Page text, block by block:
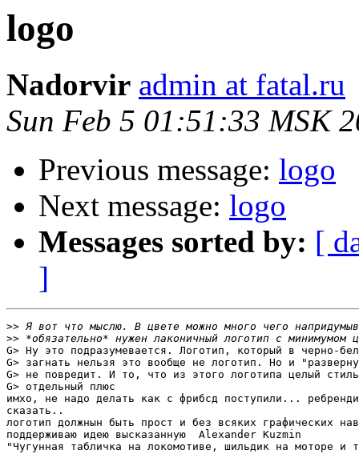
logo
Nadorvir admin at fatal.ru
Sun Feb 5 01:51:33 MSK
Previous message: logo
Next message: logo
Messages sorted by: [
]
>>
>>
G> Ну это подразумевается. Логотип, который в черно-
G> загнать нельзя это вообще не логотип. Но и
G> не повредит. И то, что из этого логотипа целый
G> отдельный плюс
имхо, не надо делать как с фрибсд поступили...
сказать..
логотип должнын быть прост и без всяких графических
поддерживаю идею высказанную  Alexander Kuzmin
"Чугунная табличка на локомотиве, шильдик на моторе и